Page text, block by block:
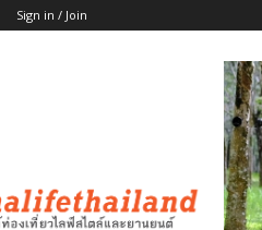
Sign in / Join